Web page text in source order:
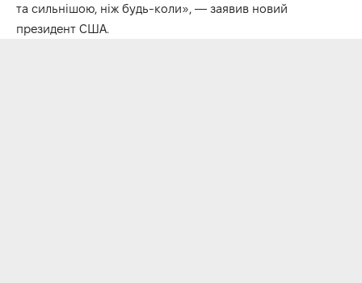
та сильнішою, ніж будь-коли», — заявив новий
президент США.